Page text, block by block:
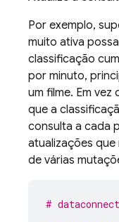
Por exemplo,
muito ativa
classificação
por minuto,
um filme. Em
que a
consulta a cada
atualizações
de várias
#